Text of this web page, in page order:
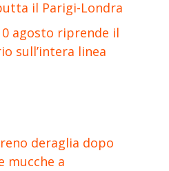
il Parigi-Londra
agosto riprende il
sull’intera linea
deraglia dopo
mucche a